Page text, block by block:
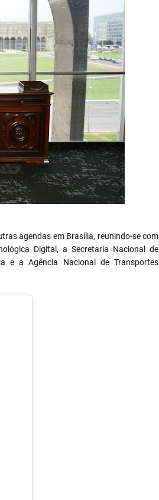
agendas em Brasília, reunindo-se com
Digital, a Secretaria Nacional de
e a Agência Nacional de Transportes